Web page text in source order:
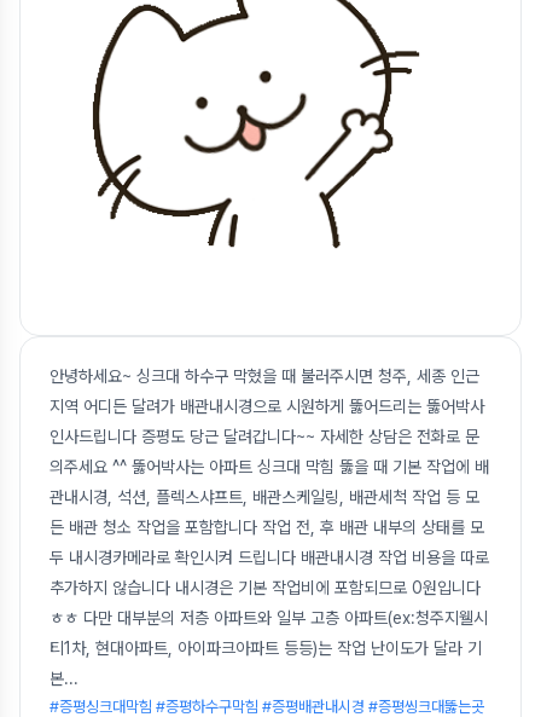
안녕하세요~ 싱크대 하수구 막혔을 때 불러주시면 청주, 세종 인근
지역 어디든 달려가 배관내시경으로 시원하게 뚫어드리는 뚫어박사
인사드립니다 증평도 당근 달려갑니다~~ 자세한 상담은 전화로 문
의주세요 ^^ 뚫어박사는 아파트 싱크대 막힘 뚫을 때 기본 작업에 배
관내시경, 석션, 플렉스샤프트, 배관스케일링, 배관세척 작업 등 모
든 배관 청소 작업을 포함합니다 작업 전, 후 배관 내부의 상태를 모
두 내시경카메라로 확인시켜 드립니다 배관내시경 작업 비용을 따로
추가하지 않습니다 내시경은 기본 작업비에 포함되므로 0원입니다
ㅎㅎ 다만 대부분의 저층 아파트와 일부 고층 아파트(ex:청주지웰시
티1차, 현대아파트, 아이파크아파트 등등)는 작업 난이도가 달라 기
본...
#증평싱크대막힘 #증평하수구막힘 #증평배관내시경 #증평씽크대뚫는곳